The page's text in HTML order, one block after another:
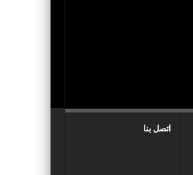
اتصل بنا